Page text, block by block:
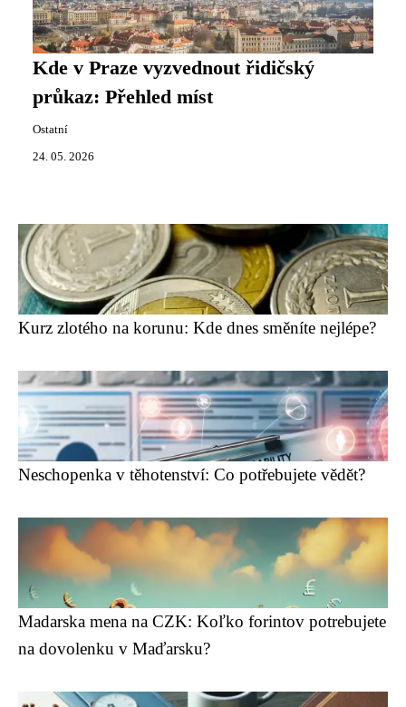
Kde v Praze vyzvednout řidičský
průkaz: Přehled míst
Ostatní
24. 05. 2026
Kurz zlotého na korunu: Kde dnes směníte nejlépe?
Neschopenka v těhotenství: Co potřebujete vědět?
Madarska mena na CZK: Koľko forintov potrebujete
na dovolenku v Maďarsku?